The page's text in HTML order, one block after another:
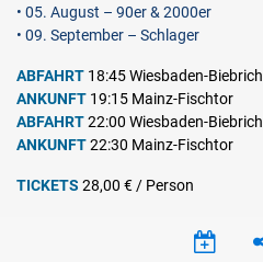
• 05. August – 90er & 2000er
• 09. September – Schlager
ABFAHRT 18:45 Wiesbaden-Biebrich
ANKUNFT 19:15 Mainz-Fischtor
ABFAHRT22:00 Wiesbaden-Biebrich
ANKUNFT22:30 Mainz-Fischtor
TICKETS 28,00 € / Person